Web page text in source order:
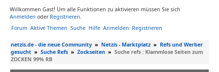
Willkommen Gast! Um alle Funktionen zu aktivieren müssen Sie sich
Anmelden oder Registrieren.
Forum Aktive Themen Suche Hilfe Anmelden Registrieren
netzis.de - die neue Community » Netzis - Marktplatz » Refs und Werber
gesucht » Suche Refs » Zockseiten » Suche refs : Klammlose Seiten zum
ZOCKEN 99% RB